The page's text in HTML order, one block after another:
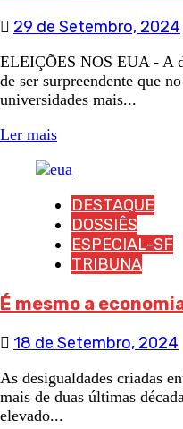
29 de Setembro, 2024
ELEIÇÕES NOS EUA - A
de ser surpreendente que
universidades mais...
Ler mais
DESTAQUE
DOSSIÊS
ESPECIAL-SF
TRIBUNA
É mesmo a
18 de Setembro, 2024
As desigualdades criadas
mais de duas últimas
elevado...